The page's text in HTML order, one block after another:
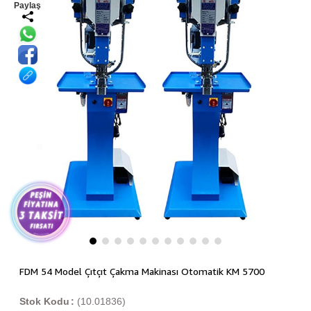
Paylaş
FDM 54 Model Çıtçıt Çakma Makinası Otomatik KM 5700
(10.01836)
Stok Kodu